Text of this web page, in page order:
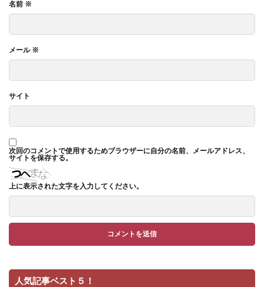
名前 ※
メール ※
サイト
次回のコメントで使用するためブラウザーに自分の名前、メールアドレス、
サイトを保存する。
上に表示された文字を入力してください。
人気記事ベスト５！